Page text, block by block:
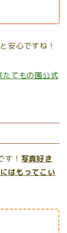
安心ですね！
てもの園公式
す！ 写真好き
はもってこい